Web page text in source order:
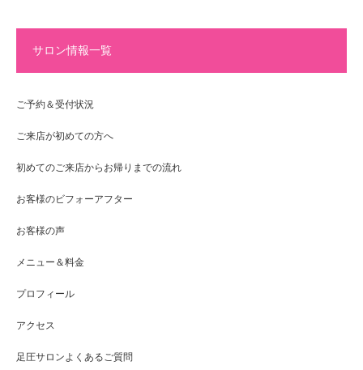
サロン情報一覧
ご予約＆受付状況
ご来店が初めての方へ
初めてのご来店からお帰りまでの流れ
お客様のビフォーアフター
お客様の声
メニュー＆料金
プロフィール
アクセス
足圧サロンよくあるご質問